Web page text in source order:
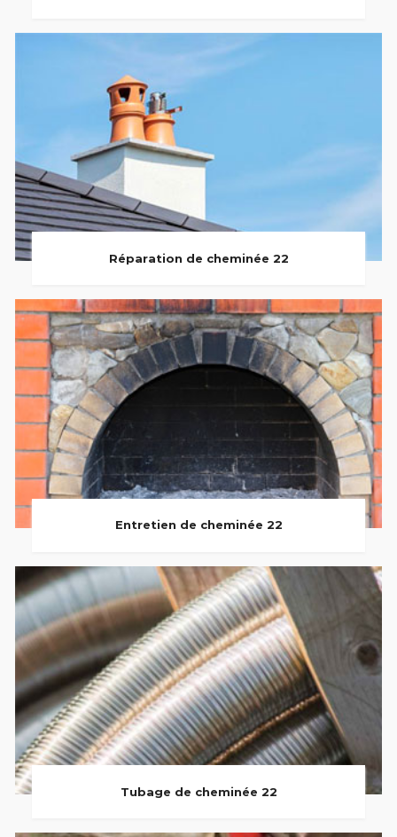
Réparation de cheminée 22
Entretien de cheminée 22
Tubage de cheminée 22